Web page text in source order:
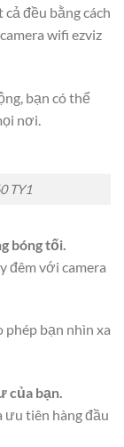
đều bằng cách
wifi ezviz
bạn có thể
nơi.
TY1
bóng tối.
đêm với camera
phép bạn nhìn xa
của bạn.
ưu tiên hàng đầu